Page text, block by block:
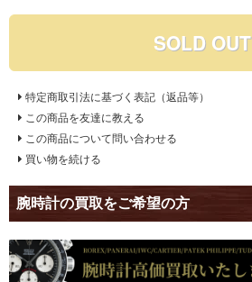
SOLD OUT
特定商取引法に基づく表記（返品等）
この商品を友達に教える
この商品について問い合わせる
買い物を続ける
腕時計の買取をご希望の方